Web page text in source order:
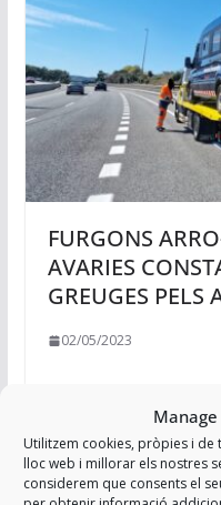
Utilitzem cookies, pròpies i de
lloc web i millorar els nostres
considerem que consents el
FURGONS
AVARIES
GREUGES PELS
02/05/2023